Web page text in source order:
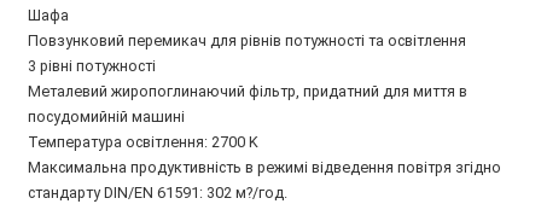
Шафа
Повзунковий перемикач для рівнів потужності та освітлення
3 рівні потужності
Металевий жиропоглинаючий фільтр, придатний для миття в
посудомийній машині
Температура освітлення: 2700 K
Максимальна продуктивність в режимі відведення повітря згідно
стандарту DIN/EN 61591: 302 м?/год.